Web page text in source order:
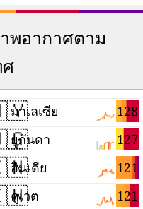
อากาศตาม
128
มาเลเซีย
127
ยูกันดา
121
อินเดีย
121
คูเวต